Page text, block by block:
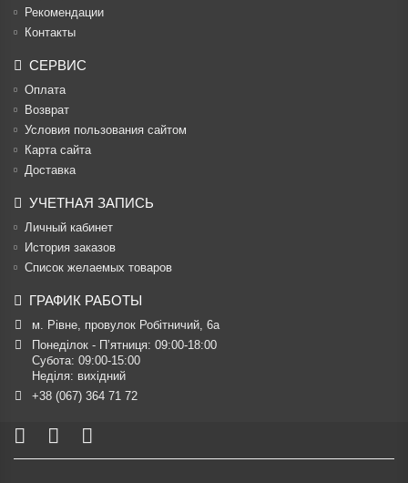
Рекомендации
Контакты
СЕРВИС
Оплата
Возврат
Условия пользования сайтом
Карта сайта
Доставка
УЧЕТНАЯ ЗАПИСЬ
Личный кабинет
История заказов
Список желаемых товаров
ГРАФИК РАБОТЫ
м. Рівне, провулок Робітничий, 6а
Понеділок - П’ятниця: 09:00-18:00
Субота: 09:00-15:00
Неділя: вихідний
+38 (067) 364 71 72